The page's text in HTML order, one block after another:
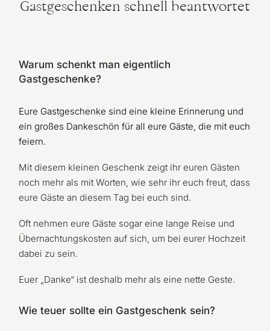
Gastgeschenken schnell beantwortet
Warum schenkt man eigentlich
Gastgeschenke?
Eure Gastgeschenke sind eine kleine Erinnerung und
ein großes Dankeschön für all eure Gäste, die mit euch
feiern.
Mit diesem kleinen Geschenk zeigt ihr euren Gästen
noch mehr als mit Worten, wie sehr ihr euch freut, dass
eure Gäste an diesem Tag bei euch sind.
Oft nehmen eure Gäste sogar eine lange Reise und
Übernachtungskosten auf sich, um bei eurer Hochzeit
dabei zu sein.
Euer „Danke“ ist deshalb mehr als eine nette Geste.
Wie teuer sollte ein Gastgeschenk sein?